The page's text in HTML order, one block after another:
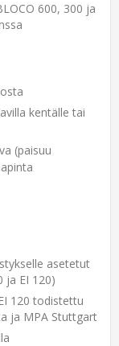
600, 300 ja
kentälle tai
(paisuu
asetetut
ja EI 120)
120 todistettu
ja MPA Stuttgart